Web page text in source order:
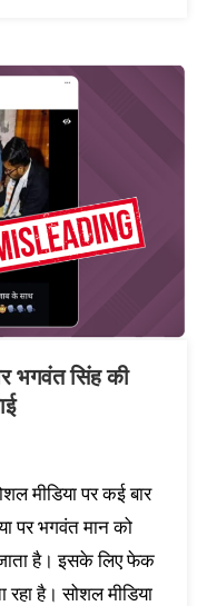
भगवंत सिंह की
मीडिया पर कई बार
पर भगवंत मान को
जाता है। इसके लिए फेक
रहा है। सोशल मीडिया